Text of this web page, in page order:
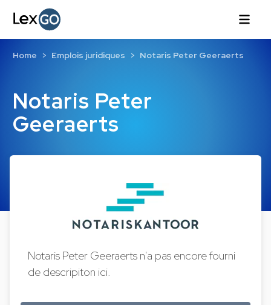
Notaris Peter
Geeraerts
Home Emplois juridiques Notaris Peter Geeraerts
Notaris Peter Geeraerts n'a pas encore fourni
de descripiton ici.